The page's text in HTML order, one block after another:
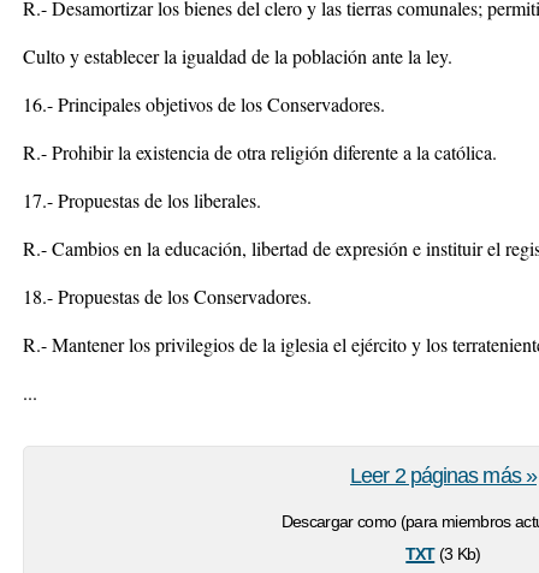
R.- Desamortizar los bienes del clero y las tierras comunales;
Culto y establecer la igualdad de la población ante la ley.
16.- Principales objetivos de los Conservadores.
R.- Prohibir la existencia de otra religión diferente a la católica.
17.- Propuestas de los liberales.
R.- Cambios en la educación, libertad de expresión e instituir el
18.- Propuestas de los Conservadores.
R.- Mantener los privilegios de la iglesia el ejército y los
...
Descargar como (para miembros
txt(3 Kb)
Leer 2 páginas más »